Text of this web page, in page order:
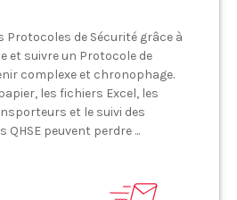
Protocoles de Sécurité grâce à
et suivre un Protocole de
complexe et chronophage.
les fichiers Excel, les
et le suivi des
peuvent perdre ...